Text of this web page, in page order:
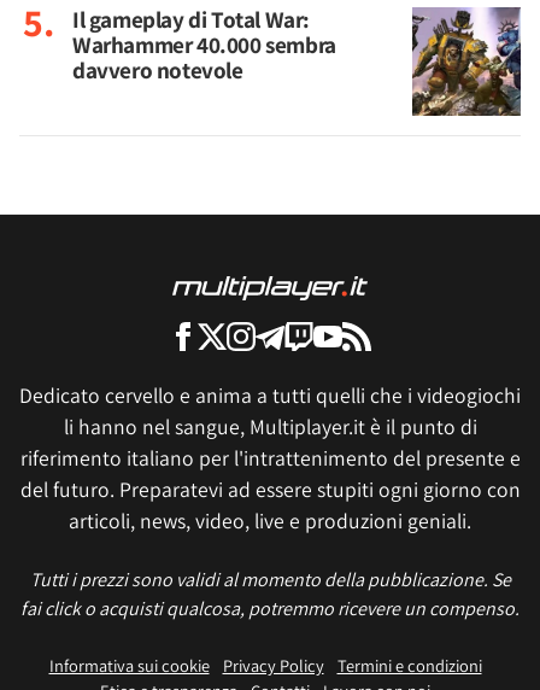
Il gameplay di Total War:
Warhammer 40.000 sembra
davvero notevole
Dedicato cervello e anima a tutti quelli che i videogiochi
li hanno nel sangue, Multiplayer.it è il punto di
riferimento italiano per l'intrattenimento del presente e
del futuro. Preparatevi ad essere stupiti ogni giorno con
articoli, news, video, live e produzioni geniali.
Tutti i prezzi sono validi al momento della pubblicazione. Se
fai click o acquisti qualcosa, potremmo ricevere un compenso.
Informativa sui cookie Privacy Policy
Termini e condizioni